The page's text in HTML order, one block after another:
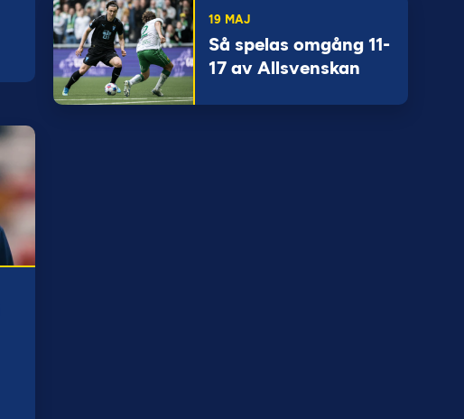
19 MAJ
Så spelas omgång 11-
17 av Allsvenskan